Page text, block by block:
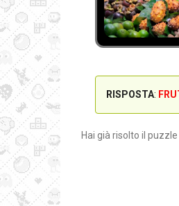
RISPOSTA:
Hai già risolto il